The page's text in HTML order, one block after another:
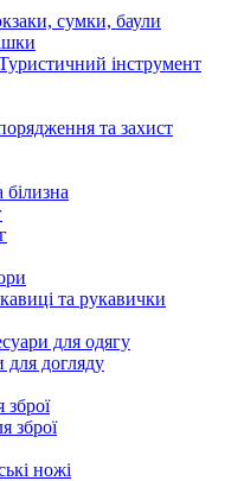
сумки, баули
інструмент
та захист
білизна
та рукавички
для одягу
для догляду
зброї
зброї
ножі